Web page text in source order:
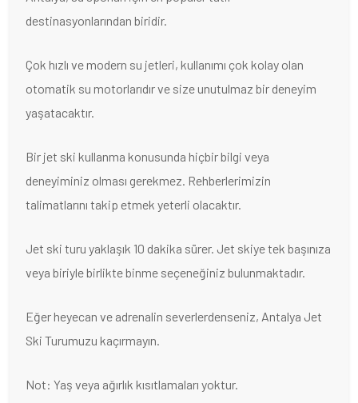
destinasyonlarından biridir.
Çok hızlı ve modern su jetleri, kullanımı çok kolay olan
otomatik su motorlarıdır ve size unutulmaz bir deneyim
yaşatacaktır.
Bir jet ski kullanma konusunda hiçbir bilgi veya
deneyiminiz olması gerekmez. Rehberlerimizin
talimatlarını takip etmek yeterli olacaktır.
Jet ski turu yaklaşık 10 dakika sürer. Jet skiye tek başınıza
veya biriyle birlikte binme seçeneğiniz bulunmaktadır.
Eğer heyecan ve adrenalin severlerdenseniz, Antalya Jet
Ski Turumuzu kaçırmayın.
Not: Yaş veya ağırlık kısıtlamaları yoktur.